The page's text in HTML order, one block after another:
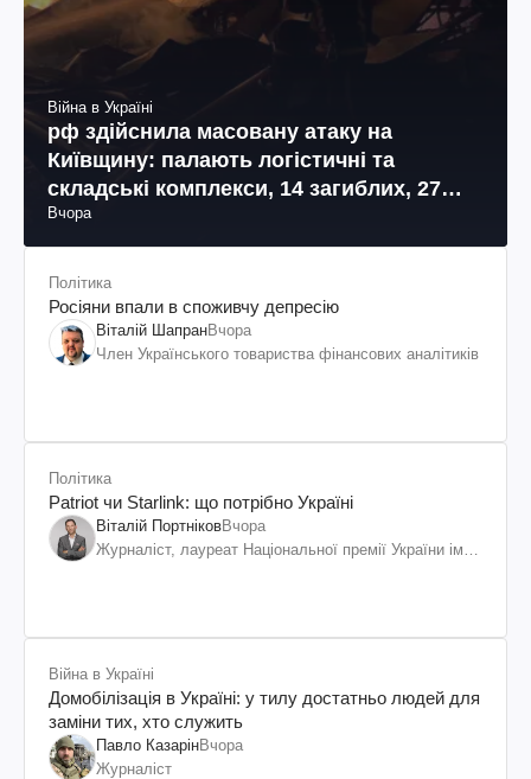
Війна в Україні
рф здійснила масовану атаку на
Київщину: палають логістичні та
складські комплекси, 14 загиблих, 27
поранених (фото, відео)
Вчора
Політика
Росіяни впали в споживчу депресію
Віталій ШапранВчора
Член Українського товариства фінансових аналітиків
Політика
Patriot чи Starlink: що потрібно Україні
Віталій ПортніковВчора
Журналіст, лауреат Національної премії України ім.
Війна в Україні
Домобілізація в Україні: у тилу достатньо людей для
заміни тих, хто служить
Павло КазарінВчора
Журналіст